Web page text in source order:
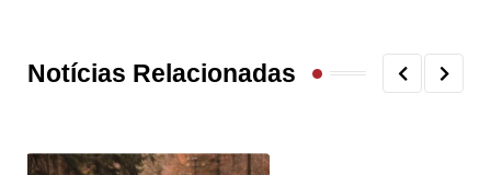
Notícias Relacionadas